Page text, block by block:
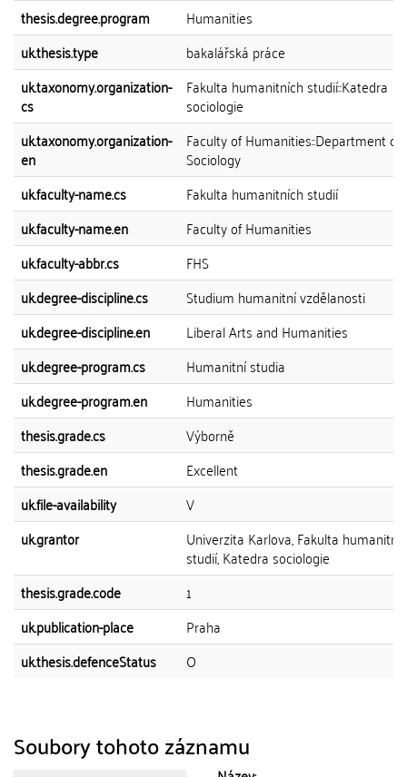
thesis.degree.program
Humanities
uk.thesis.type
bakalářská práce
uk.taxonomy.organization-
cs
Fakulta humanitních studií::Katedra
sociologie
uk.taxonomy.organization-
en
Faculty of Humanities::Department of
Sociology
uk.faculty-name.cs
Fakulta humanitních studií
uk.faculty-name.en
Faculty of Humanities
uk.faculty-abbr.cs
FHS
uk.degree-discipline.cs
Studium humanitní vzdělanosti
uk.degree-discipline.en
Liberal Arts and Humanities
uk.degree-program.cs
Humanitní studia
uk.degree-program.en
Humanities
thesis.grade.cs
Výborně
thesis.grade.en
Excellent
uk.file-availability
V
uk.grantor
Univerzita Karlova, Fakulta
studií, Katedra sociologie
thesis.grade.code
1
uk.publication-place
Praha
uk.thesis.defenceStatus
O
Soubory tohoto záznamu